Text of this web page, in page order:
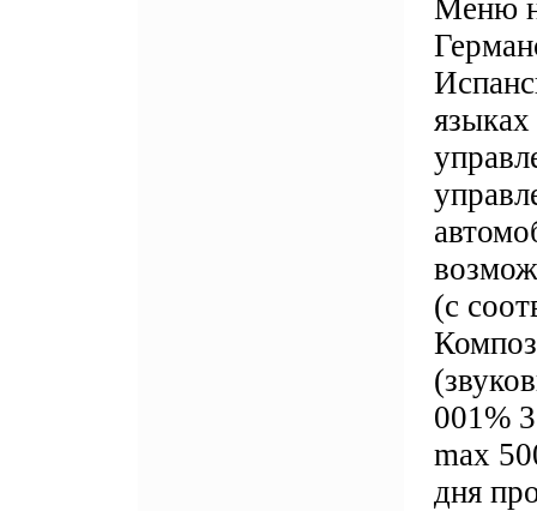
Меню
(с
001%
max
дня